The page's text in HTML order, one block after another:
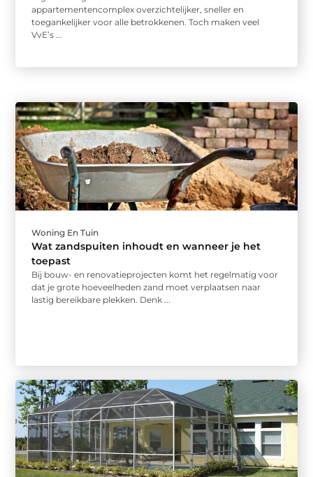
appartementencomplex overzichtelijker, sneller en
toegankelijker voor alle betrokkenen. Toch maken veel
VvE’s ...
Woning En Tuin
Wat zandspuiten inhoudt en wanneer je het
toepast
Bij bouw- en renovatieprojecten komt het regelmatig voor
dat je grote hoeveelheden zand moet verplaatsen naar
lastig bereikbare plekken. Denk ...